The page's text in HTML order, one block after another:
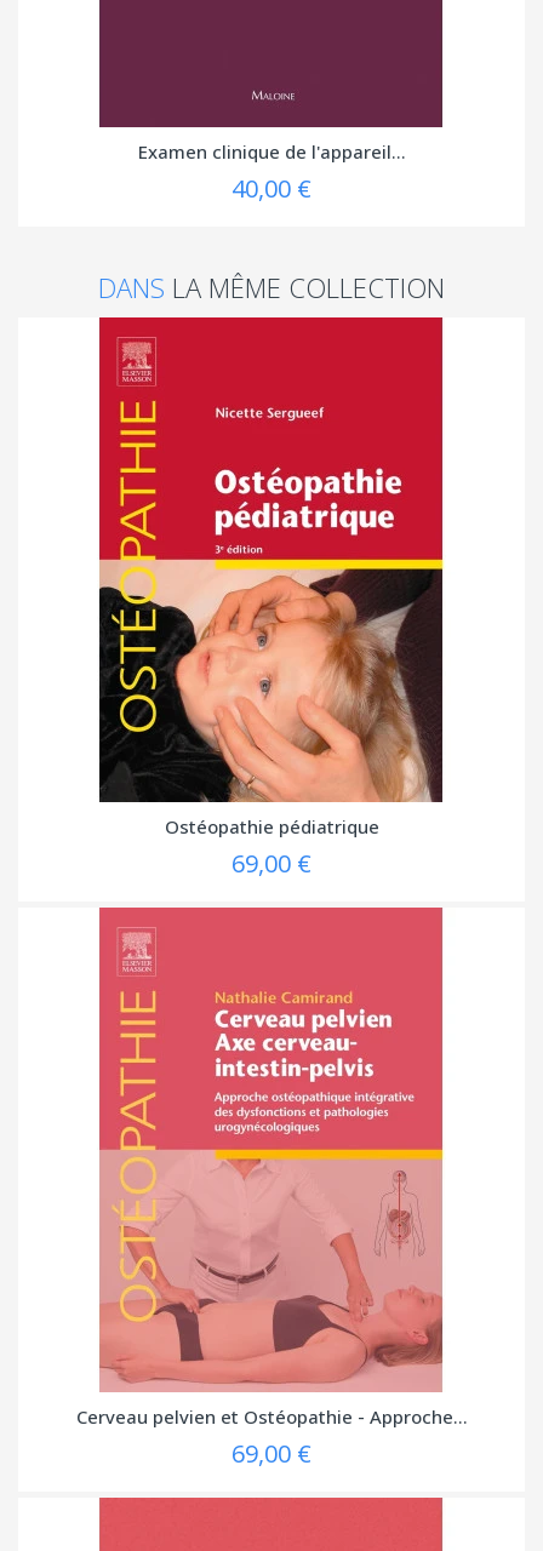
Examen clinique de l'appareil...
40,00 €
DANS LA MÊME COLLECTION
Ostéopathie pédiatrique
69,00 €
Cerveau pelvien et Ostéopathie - Approche...
69,00 €